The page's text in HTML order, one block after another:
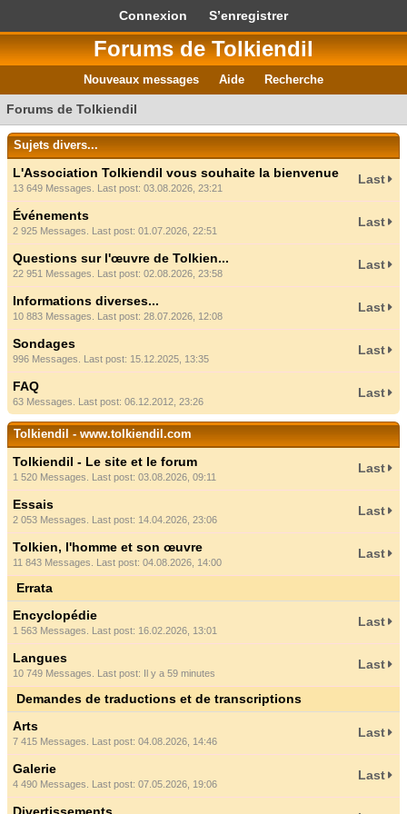
Connexion S’enregistrer
Forums de Tolkiendil
Nouveaux messages Aide Recherche
Forums de Tolkiendil
Sujets divers...
L'Association Tolkiendil vous souhaite la bienvenue
13 649 Messages. Last post: 03.08.2026, 23:21
Last
Événements
2 925 Messages. Last post: 01.07.2026, 22:51
Last
Questions sur l'œuvre de Tolkien...
22 951 Messages. Last post: 02.08.2026, 23:58
Last
Informations diverses...
10 883 Messages. Last post: 28.07.2026, 12:08
Last
Sondages
996 Messages. Last post: 15.12.2025, 13:35
Last
FAQ
63 Messages. Last post: 06.12.2012, 23:26
Last
Tolkiendil - www.tolkiendil.com
Tolkiendil - Le site et le forum
1 520 Messages. Last post: 03.08.2026, 09:11
Last
Essais
2 053 Messages. Last post: 14.04.2026, 23:06
Last
Tolkien, l'homme et son œuvre
11 843 Messages. Last post: 04.08.2026, 14:00
Last
Errata
Encyclopédie
1 563 Messages. Last post: 16.02.2026, 13:01
Last
Langues
10 749 Messages. Last post: Il y a 59 minutes
Last
Demandes de traductions et de transcriptions
Arts
7 415 Messages. Last post: 04.08.2026, 14:46
Last
Galerie
4 490 Messages. Last post: 07.05.2026, 19:06
Last